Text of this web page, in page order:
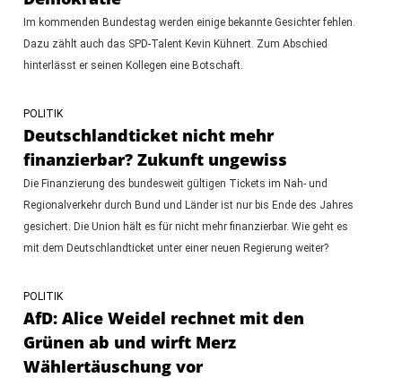
Im kommenden Bundestag werden einige bekannte Gesichter fehlen.
Dazu zählt auch das SPD-Talent Kevin Kühnert. Zum Abschied
hinterlässt er seinen Kollegen eine Botschaft.
POLITIK
Deutschlandticket nicht mehr
finanzierbar? Zukunft ungewiss
Die Finanzierung des bundesweit gültigen Tickets im Nah- und
Regionalverkehr durch Bund und Länder ist nur bis Ende des Jahres
gesichert. Die Union hält es für nicht mehr finanzierbar. Wie geht es
mit dem Deutschlandticket unter einer neuen Regierung weiter?
POLITIK
AfD: Alice Weidel rechnet mit den
Grünen ab und wirft Merz
Wählertäuschung vor